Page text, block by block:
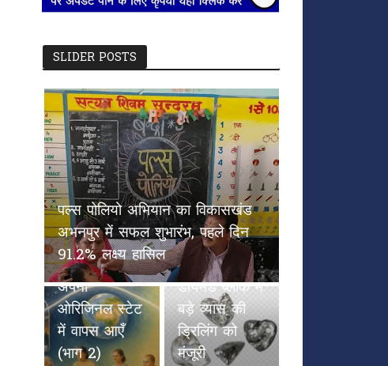
SLIDER POSTS
अच्छाईयों की अपनी ओरिजिनल स्टेट
में वापस आएँ (भाग 2)
छत्तीसगढ़ में
हीरा खनन की
तैयारी तेज:
एनसीएल बोर्ड
का बड़ा फैसला,
बलौदा-बेलमुंडी
डायमंड ब्लॉक में
बड़े व्यास की
ड्रिलिंग को
मंजूरी
अच्छाईयों की
अपनी
ओरिजिनल स्टेट
में वापस आएँ
(भाग 1)